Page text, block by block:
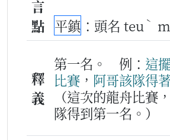
言
點 平鎮 ：頭名 teu ˋ
釋
義
第一名。 例： 這擺
比賽 ， 阿哥該隊得
（這次的龍舟比賽
隊得到第一名。）